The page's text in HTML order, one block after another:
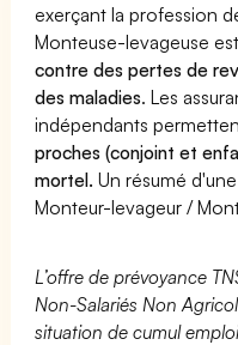
exerçant la profession
Monteuse-levageuse
contre des pertes de
des maladies. Les
indépendants
proches (conjoint et
mortel. Un résumé
Monteur-levageur /
L’offre de prévoyance
Non-Salariés Non
situation de cumul